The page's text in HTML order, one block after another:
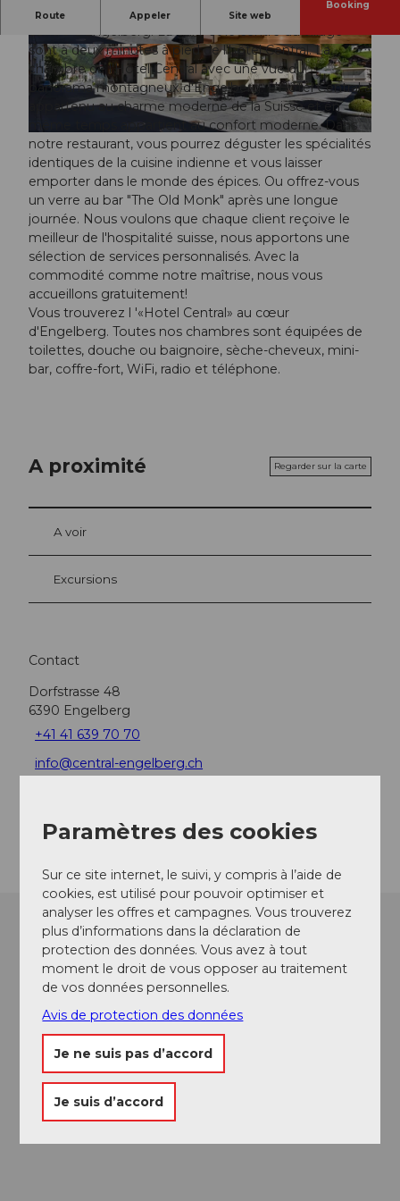
© swisshotel
© swisshotel © swisshotel
Route Appeler Site web
Booking
Comme son nom l'indique, l'Hôtel Central dans le
centre d'Engelberg. La gare et le centre du village
sont à deux minutes à pied de l'hôtel Central. La
chambre de l'Hôtel Central avec une vue du
panorama montagneux d'Engelberg. L'Hôtel Central a
appartenu au charme moderne de la Suisse et en
même temps appartient au confort moderne. Dans
notre restaurant, vous pourrez déguster les spécialités
identiques de la cuisine indienne et vous laisser
emporter dans le monde des épices. Ou offrez-vous
un verre au bar "The Old Monk" après une longue
journée. Nous voulons que chaque client reçoive le
meilleur de l'hospitalité suisse, nous apportons une
sélection de services personnalisés. Avec la
commodité comme notre maîtrise, nous vous
accueillons gratuitement!
Vous trouverez l '«Hotel Central» au cœur
d'Engelberg. Toutes nos chambres sont équipées de
toilettes, douche ou baignoire, sèche-cheveux, mini-
bar, coffre-fort, WiFi, radio et téléphone.
A proximité Regarder sur la carte
A voir
Excursions
Contact
Dorfstrasse 48
6390 Engelberg
+41 41 639 70 70
info@central-engelberg.ch
Arrivée
Paramètres des cookies
Sur ce site internet, le suivi, y compris à l’aide de
cookies, est utilisé pour pouvoir optimiser et
analyser les offres et campagnes. Vous trouverez
plus d’informations dans la déclaration de
protection des données. Vous avez à tout
moment le droit de vous opposer au traitement
de vos données personnelles.
Avis de protection des données
Je ne suis pas d’accord
Je suis d’accord